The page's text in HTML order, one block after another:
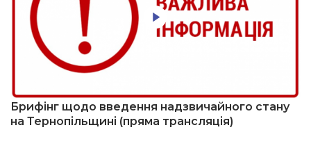
Брифінг щодо введення надзвичайного стану
на Тернопільщині (пряма трансляція)